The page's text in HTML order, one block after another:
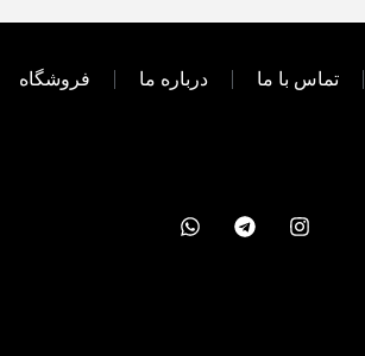
تماس با ما درباره ما فروشگاه